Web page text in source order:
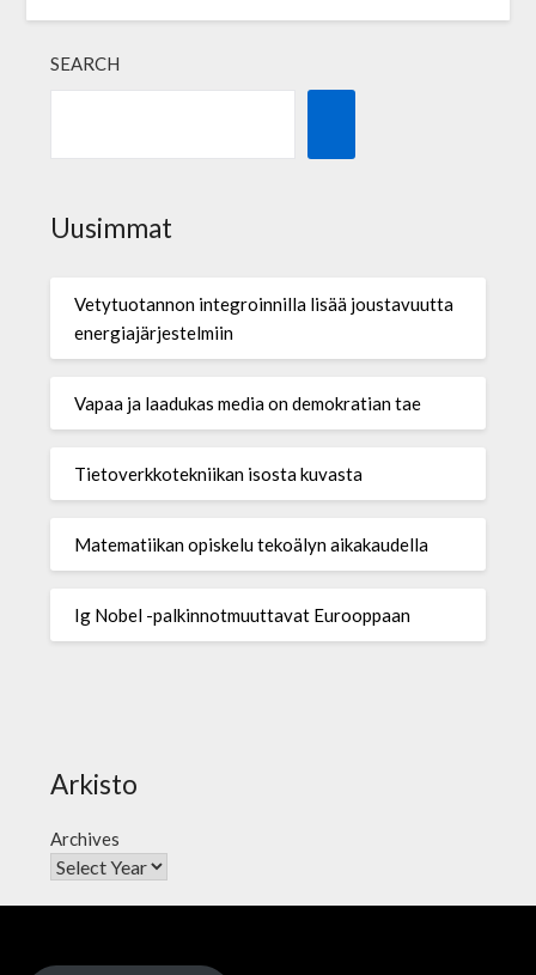
SEARCH
Uusimmat
Vetytuotannon integroinnilla lisää joustavuutta
energiajärjestelmiin
Vapaa ja laadukas media on demokratian tae
Tietoverkkotekniikan isosta kuvasta
Matematiikan opiskelu tekoälyn aikakaudella
Ig Nobel -palkinnotmuuttavat Eurooppaan
Arkisto
Archives